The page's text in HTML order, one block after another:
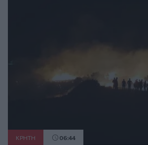
ΚΡΗΤΗ 06:44